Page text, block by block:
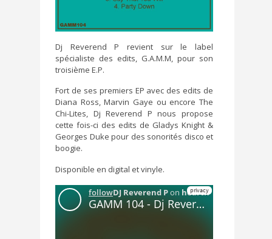
Dj Reverend P revient sur le label
spécialiste des edits, G.A.M.M, pour son
troisième E.P.
Fort de ses premiers EP avec des edits de
Diana Ross, Marvin Gaye ou encore The
Chi-Lites, Dj Reverend P nous propose
cette fois-ci des edits de Gladys Knight &
Georges Duke pour des sonorités disco et
boogie.
Disponible en digital et vinyle.